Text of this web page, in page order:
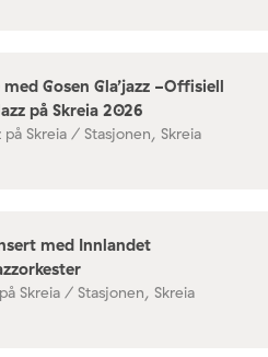
Gosen Gla’jazz -Offisiell
på Skreia 2026
på Skreia / Stasjonen, Skreia
med Innlandet
Skreia / Stasjonen, Skreia